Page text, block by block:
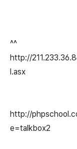
^^
http://
l.asx
http://
e=talkbox2